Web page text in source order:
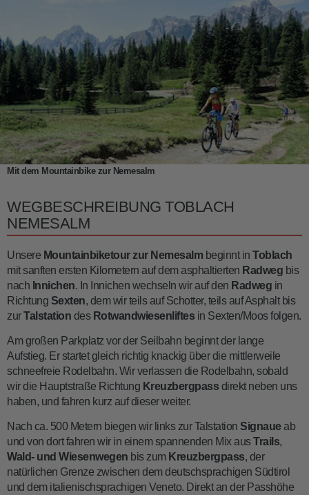
Mit dem Mountainbike zur Nemesalm
WEGBESCHREIBUNG TOBLACH
NEMESALM
Unsere Mountainbiketour zur Nemesalm beginnt in Toblach
mit sanften ersten Kilometern auf dem asphaltierten Radweg bis
nach Innichen. In Innichen wechseln wir auf den Radweg in
Richtung Sexten, dem wir teils auf Schotter, teils auf Asphalt bis
zurTalstation des Rotwandwiesenliftes in Sexten/Moos folgen.
Am großen Parkplatz vor der Seilbahn beginnt der lange
Aufstieg. Er startet gleich richtig knackig über die mittlerweile
schneefreie Rodelbahn. Wir verlassen die Rodelbahn, sobald
wir die Hauptstraße Richtung Kreuzbergpass direkt neben uns
haben, und fahren kurz auf dieser weiter.
Nach ca. 500 Metern biegen wir links zur Talstation Signaueab
und von dort fahren wir in einem spannenden Mix ausTrails,
Wald- und Wiesenwegen bis zum Kreuzbergpass, der
natürlichen Grenze zwischen dem deutschsprachigen Südtirol
und dem italienischsprachigen Veneto. Direkt an der Passhöhe